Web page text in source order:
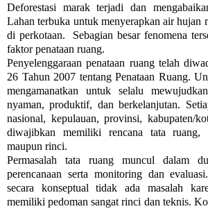
Deforestasi marak terjadi dan
Lahan terbuka untuk menyerapkan air hujan
di perkotaan. Sebagian besar fenomena
faktor penataan ruang.
Penyelenggaraan penataan ruang telah
26 Tahun 2007 tentang Penataan Ruang.
mengamanatkan untuk selalu
nyaman, produktif, dan berkelanjutan.
nasional, kepulauan, provinsi, kabupaten/
diwajibkan memiliki rencana tata ruang,
maupun rinci.
Permasalah tata ruang muncul dalam
perencanaan serta monitoring dan
secara konseptual tidak ada masalah
memiliki pedoman sangat rinci dan teknis.